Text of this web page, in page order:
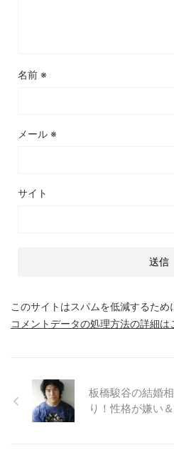
名前 ※
メール ※
サイト
このサイトはスパムを低減するため
コメントデータの処理方法の詳細
板橋駿谷の結婚
り！性格が嫌い